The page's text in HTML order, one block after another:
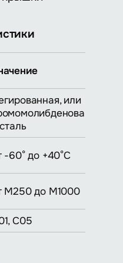
или
-60° до +40°С
М250 до М1000
С05